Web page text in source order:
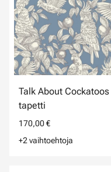
Talk About Cockatoos
tapetti
170,00 €
+2 vaihtoehtoja